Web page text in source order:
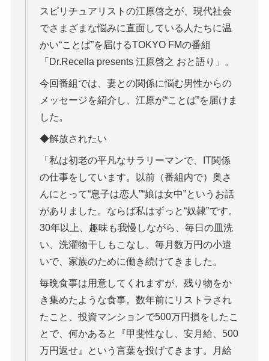
スピリチュアリストの江原啓之が、現代社会
でさまざまな悩みに直面している人たちに温
かい“ことば”を届けるTOKYO FMの番組
「Dr.Recella presents 江原啓之 おと語り」。
今回番組では、妻との関係に悩む男性からの
メッセージを紹介し、江原が“ことば”を届けま
した。
◆解放されたい
「私は初老の平凡なサラリーマンで、IT関係
の仕事をしています。以前（番組内で）奥さ
んにとって“息子は恋人”“娘は女中”というお話
がありました。ならば私はずっと“奴隷”です。
30年以上、趣味も我慢しながら、毎日の皿洗
い、洗濯物干しもこなし、毎月数万円の小遣
いで、家族のために働き続けてきました。
毎晩食事は用意してくれますが、残り物をか
き集めたような食事。数年前にリストラされ
たこと、投資マンションで500万円損をしたこ
とで、何かあると『甲斐性なし、安月給、500
万円返せ』という言葉を投げてきます。月給